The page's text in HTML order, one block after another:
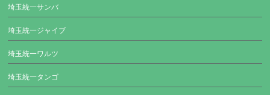
埼玉統一サンバ
埼玉統一ジャイブ
埼玉統一ワルツ
埼玉統一タンゴ